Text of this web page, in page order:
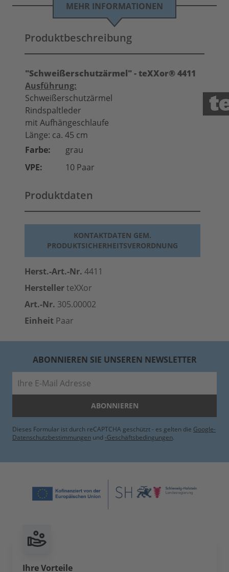
MEHR INFORMATIONEN
Produktbeschreibung
"Schweißerschutzärmel" - teXXor® 4411
Ausführung:
Schweißerschutzärmel
Rindspaltleder
mit Aufhängeschlaufe
Länge: ca. 45 cm
Farbe:
grau
VPE:
10 Paar
Produktdaten
KONTAKTDATEN GEM.
PRODUKTSICHERHEITSVERORDNUNG
Herst.-Art.-Nr. 4411
HerstellerteXXor
Art.-Nr. 305.00002
Einheit Paar
ABONNIEREN SIE UNSEREN NEWSLETTER
ABONNIEREN
Dieses Formular ist durch reCAPTCHA geschützt - es gelten die Google-
Datenschutzbestimmungen und -Geschäftsbedingungen.
Ihre Vorteile